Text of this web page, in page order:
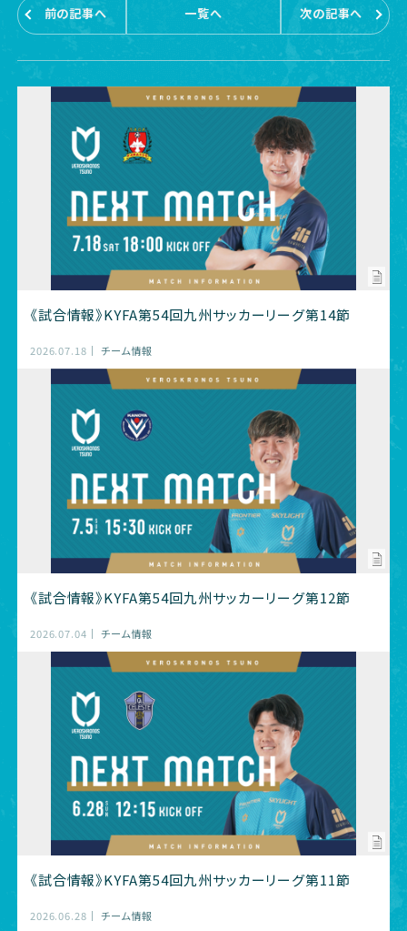
前の記事へ 一覧へ 次の記事へ
《試合情報》KYFA第54回九州サッカーリーグ第14節
2026.07.18 チーム情報
《試合情報》KYFA第54回九州サッカーリーグ第12節
2026.07.04 チーム情報
《試合情報》KYFA第54回九州サッカーリーグ第11節
2026.06.28 チーム情報